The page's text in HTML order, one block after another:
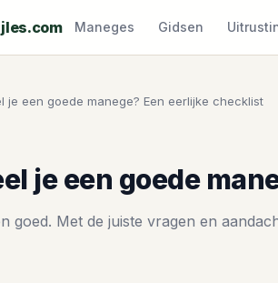
Maneges Gidsen
je een goede manege? Een eerlijke checklist
je een goede
goed. Met de juiste vragen en